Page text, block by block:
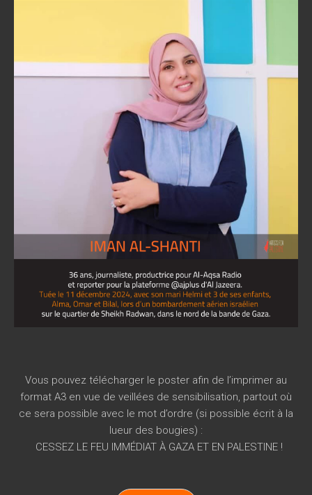
Vous pouvez télécharger le poster afin de l’imprimer au
format A3 en vue de veillées de sensibilisation, partout où
ce sera possible avec le mot d’ordre (si possible écrit à la
lueur des bougies) :
CESSEZ LE FEU IMMÉDIAT À GAZA ET EN PALESTINE !